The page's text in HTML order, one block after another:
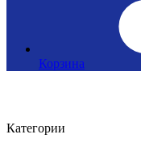
Корзина
Категории